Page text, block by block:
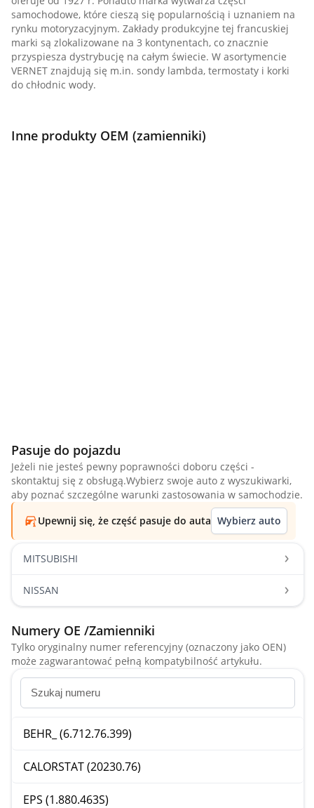
samochodowe, które cieszą się popularnością i uznaniem na
rynku motoryzacyjnym. Zakłady produkcyjne tej francuskiej
marki są zlokalizowane na 3 kontynentach, co znacznie
przyspiesza dystrybucję na całym świecie. W asortymencie
VERNET znajdują się m.in. sondy lambda, termostaty i korki
do chłodnic wody.
Inne produkty OEM (zamienniki)
Pasuje do pojazdu
Jeżeli nie jesteś pewny poprawności doboru części -
skontaktuj się z obsługą.Wybierz swoje auto z wyszukiwarki,
aby poznać szczególne warunki zastosowania w samochodzie.
Upewnij się, że część pasuje do auta Wybierz auto
MITSUBISHI
NISSAN
Numery OE /Zamienniki
Tylko oryginalny numer referencyjny (oznaczony jako OEN)
może zagwarantować pełną kompatybilność artykułu.
BEHR_ (6.712.76.399)
CALORSTAT (20230.76)
EPS (1.880.463S)